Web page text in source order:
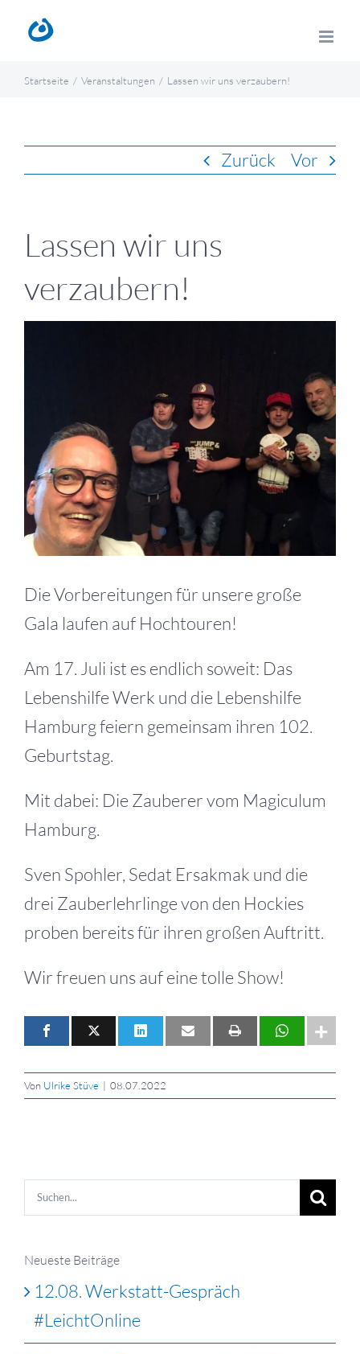
Inhalt
Startseite Veranstaltungen Lassen wir uns verzaubern!
Zurück Vor
Lassen wir uns
verzaubern!
Die Vorbereitungen für unsere große
Gala laufen auf Hochtouren!
Am 17. Juli ist es endlich soweit: Das
Lebenshilfe Werk und die Lebenshilfe
Hamburg feiern gemeinsam ihren 102.
Geburtstag.
Mit dabei: Die Zauberer vom Magiculum
Hamburg.
Sven Spohler, Sedat Ersakmak und die
drei Zauberlehrlinge von den Hockies
proben bereits für ihren großen Auftritt.
Wir freuen uns auf eine tolle Show!
Von Ulrike Stüve | 08.07.2022
Suche
nach:
Neueste Beiträge
12.08. Werkstatt-Gespräch
#LeichtOnline